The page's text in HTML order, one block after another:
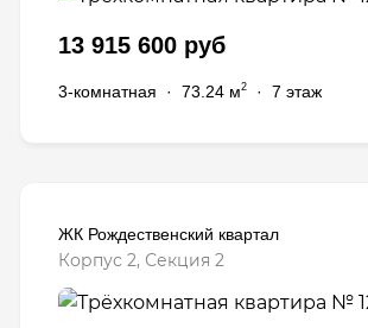
13 915 600 руб
3-комнатная · 73.24 м2 · 7 этаж
ЖК Рождественский квартал
Корпус 2, Секция 2